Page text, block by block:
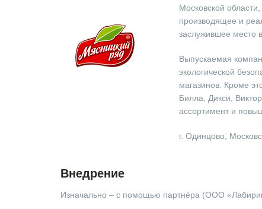
Московской
производящее и
заслужившее место
Выпускаемая
экологической
магазинов. Кроме
Билла, Дикси,
ассортимент и
г. Одинцово,
Внедрение
Изначально – с помощью партнёра (ООО